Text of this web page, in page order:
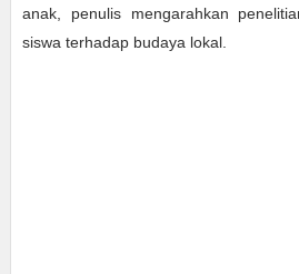
anak, penulis mengarahkan
siswa terhadap budaya lokal.